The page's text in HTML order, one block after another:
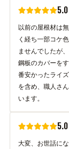
5.0
以前の屋根材は
く経ち一部コケ
ませんでしたが
鋼板のカバーを
番安かったライ
を含め、職人さ
います。
5.0
大変、お世話にな